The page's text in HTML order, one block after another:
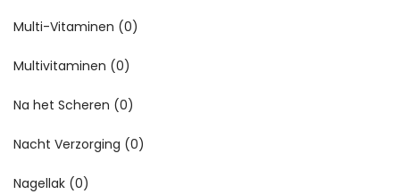
Multi-Vitaminen (0)
Multivitaminen (0)
Na het Scheren (0)
Nacht Verzorging (0)
Nagellak (0)